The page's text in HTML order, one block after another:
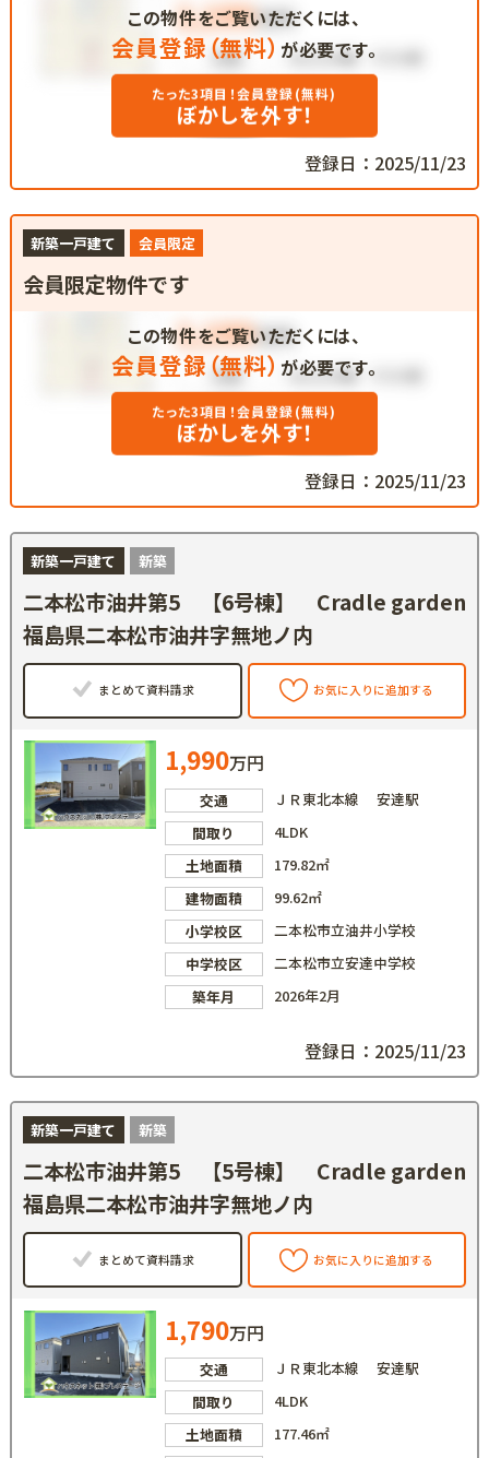
この物件をご覧いただくには、
会員登録（無料） が必要です。
たった3項目！会員登録(無料)
ぼかしを外す！
登録日：2025/11/23
新築一戸建て 会員限定
会員限定物件です
この物件をご覧いただくには、
会員登録（無料） が必要です。
たった3項目！会員登録(無料)
ぼかしを外す！
登録日：2025/11/23
新築一戸建て 新築
二本松市油井第5 【6号棟】 Cradle garden
福島県二本松市油井字無地ノ内
まとめて資料請求 お気に入りに追加する
1,990万円
交通
ＪＲ東北本線 安達駅
間取り
4LDK
土地面積
179.82㎡
建物面積
99.62㎡
小学校区
二本松市立油井小学校
中学校区
二本松市立安達中学校
築年月
2026年2月
登録日：2025/11/23
新築一戸建て 新築
二本松市油井第5 【5号棟】 Cradle garden
福島県二本松市油井字無地ノ内
まとめて資料請求 お気に入りに追加する
1,790万円
交通
ＪＲ東北本線 安達駅
間取り
4LDK
土地面積
177.46㎡